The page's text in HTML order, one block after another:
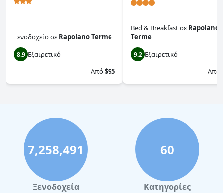
Ξενοδοχείοσε Rapolano Terme
8.9 Εξαιρετικό
Από$95
Bed & Breakfastσε Rapolano
Terme
9.2 Εξαιρετικό
Από
7,258,491
Ξενοδοχεία
60
Κατηγορίες